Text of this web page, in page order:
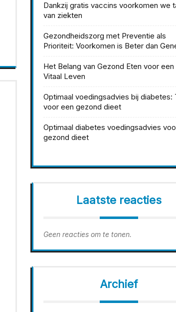
Dankzij gratis vaccins voorkomen we
van ziekten
Gezondheidszorg met Preventie als
Prioriteit: Voorkomen is Beter dan
Het Belang van Gezond Eten voor een
Vitaal Leven
Optimaal voedingsadvies bij diabetes:
voor een gezond dieet
Optimaal diabetes voedingsadvies
gezond dieet
Laatste reacties
Geen reacties om te tonen.
Archief